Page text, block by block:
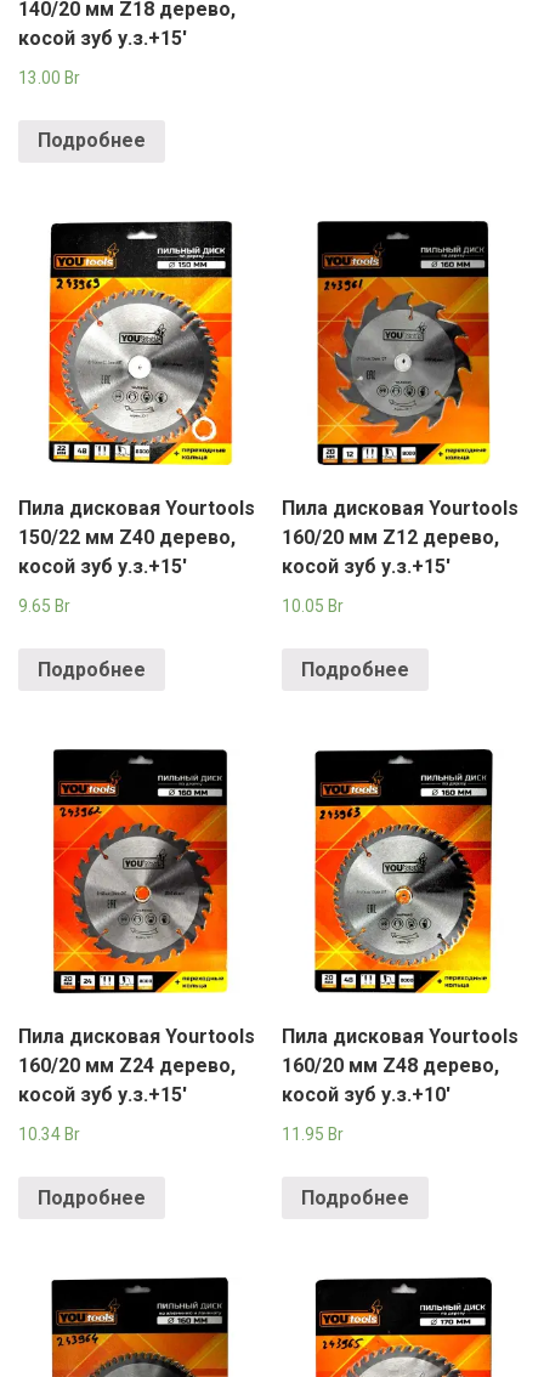
140/20 мм Z18 дерево,
косой зуб у.з.+15′
13.00 Br
Подробнее
Пила дисковая Yourtools
150/22 мм Z40 дерево,
косой зуб у.з.+15′
9.65 Br
Подробнее
Пила дисковая Yourtools
160/20 мм Z12 дерево,
косой зуб у.з.+15′
10.05 Br
Подробнее
Пила дисковая Yourtools
160/20 мм Z24 дерево,
косой зуб у.з.+15′
10.34 Br
Подробнее
Пила дисковая Yourtools
160/20 мм Z48 дерево,
косой зуб у.з.+10′
11.95 Br
Подробнее